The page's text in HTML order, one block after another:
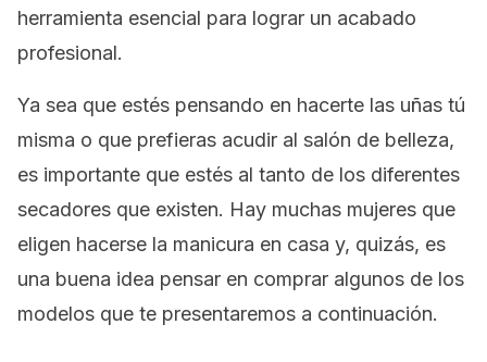
herramienta esencial para lograr un acabado
profesional.
Ya sea que estés pensando en hacerte las uñas tú
misma o que prefieras acudir al salón de belleza,
es importante que estés al tanto de los diferentes
secadores que existen. Hay muchas mujeres que
eligen hacerse la manicura en casa y, quizás, es
una buena idea pensar en comprar algunos de los
modelos que te presentaremos a continuación.